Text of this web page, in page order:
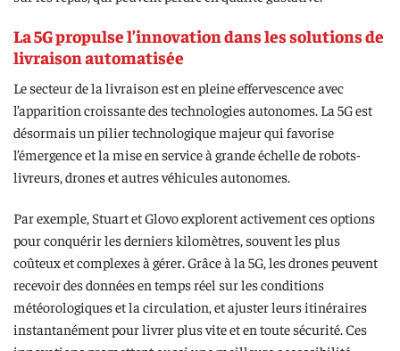
La 5G propulse l’innovation dans les solutions de
livraison automatisée
Le secteur de la livraison est en pleine effervescence avec
l’apparition croissante des technologies autonomes. La 5G est
désormais un pilier technologique majeur qui favorise
l’émergence et la mise en service à grande échelle de robots-
livreurs, drones et autres véhicules autonomes.
Par exemple, Stuart et Glovo explorent activement ces options
pour conquérir les derniers kilomètres, souvent les plus
coûteux et complexes à gérer. Grâce à la 5G, les drones peuvent
recevoir des données en temps réel sur les conditions
météorologiques et la circulation, et ajuster leurs itinéraires
instantanément pour livrer plus vite et en toute sécurité. Ces